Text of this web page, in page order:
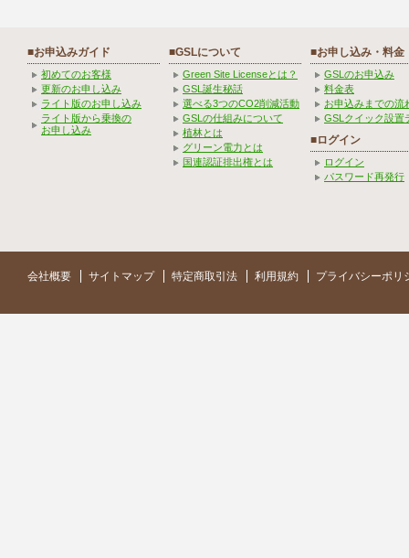
■お申込みガイド
初めてのお客様
更新のお申し込み
ライト版のお申し込み
ライト版から乗換の
お申し込み
■GSLについて
Green Site Licenseとは？
GSL誕生秘話
選べる3つのCO2削減活動
GSLの仕組みについて
植林とは
グリーン電力とは
国連認証排出権とは
■お申し込み・料金
GSLのお申込み
料金表
お申込みまでの流
GSLクイック設置
■ログイン
ログイン
パスワード再発行
会社概要 サイトマップ 特定商取引法 利用規約 プライバシーポリ